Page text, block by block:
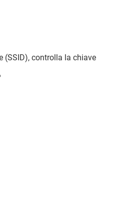
(SSID), controlla la chiave